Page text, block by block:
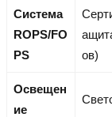
Система
ROPS/FO
PS
ов)
Освещен
ие